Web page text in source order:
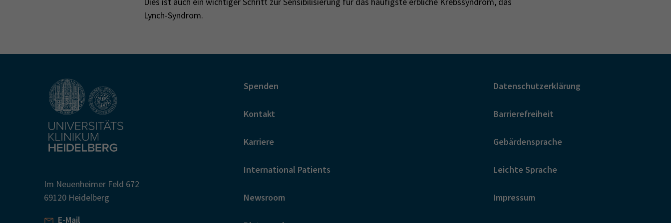
Lynch-Syndrom.
Im Neuenheimer Feld 672
69120 Heidelberg
E-Mail
Spenden
Kontakt
Karriere
International Patients
Newsroom
Datenschutzerklärung
Barrierefreiheit
Gebärdensprache
Leichte Sprache
Impressum